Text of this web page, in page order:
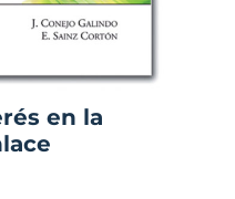
en la